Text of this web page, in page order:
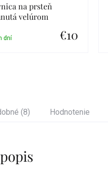
na prsteň
velúrom
€10
(8) Hodnotenie